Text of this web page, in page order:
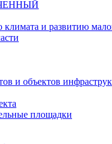
и развитию
и объектов
площадки